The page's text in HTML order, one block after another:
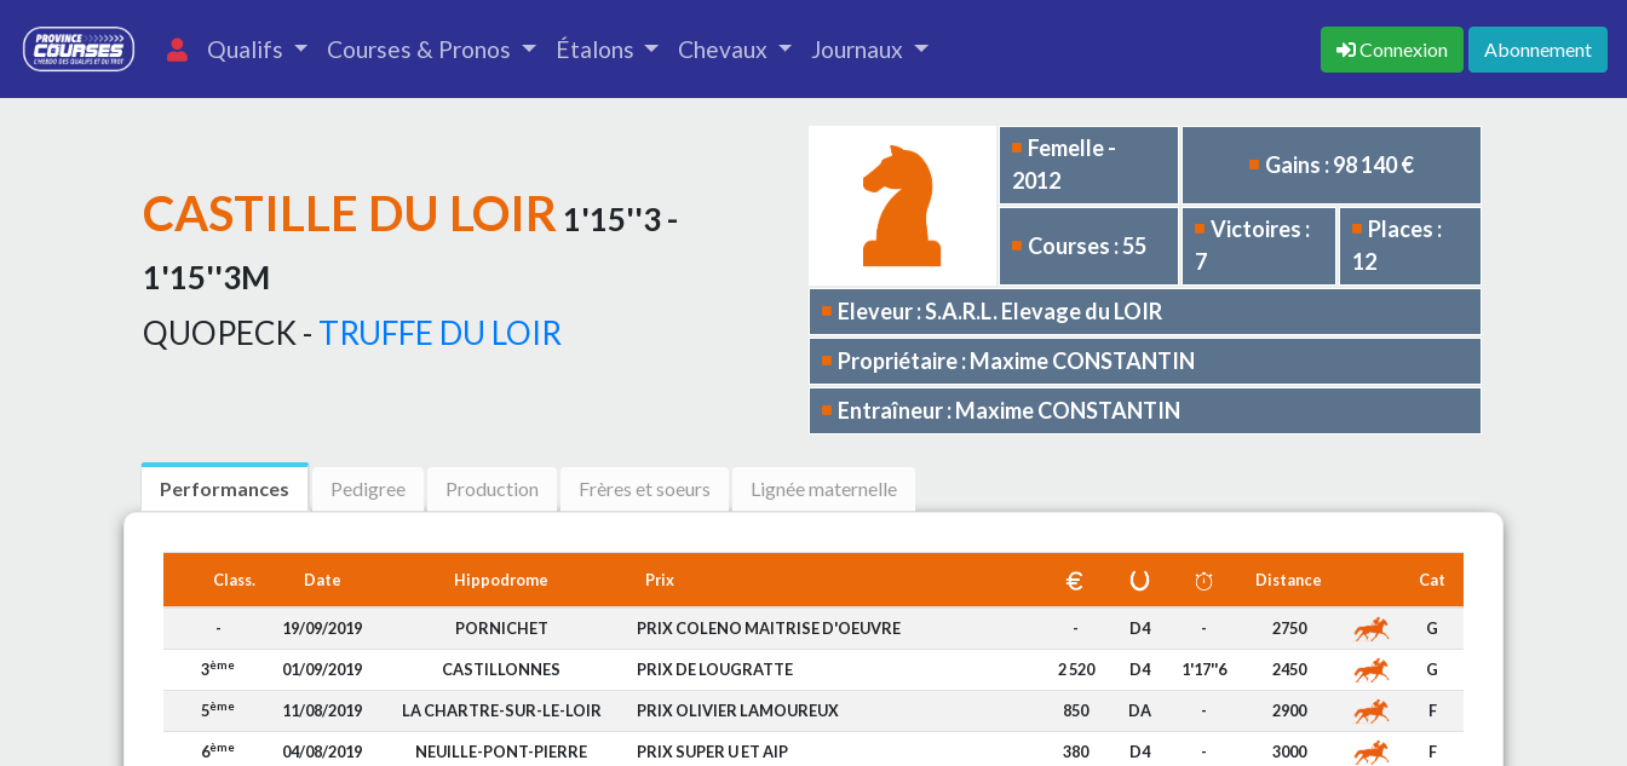
Qualifs Courses & Pronos Étalons Chevaux Journaux Connexion Abonnement
CASTILLE DU LOIR 1'15''3 -
1'15''3M
QUOPECK - TRUFFE DU LOIR
Femelle -
2012
Gains : 98 140 €
Courses : 55
Victoires :
7
Places :
12
Eleveur : S.A.R.L. Elevage du LOIR
Propriétaire : Maxime CONSTANTIN
Entraîneur : Maxime CONSTANTIN
Performances Pedigree Production Frères et soeurs Lignée maternelle
Class. Date Hippodrome Prix Distance Cat
- 19/09/2019 PORNICHET PRIX COLENO MAITRISE D'OEUVRE - D4 - 2750 G
3ème 01/09/2019 CASTILLONNES PRIX DE LOUGRATTE 2 520 D4 1'17''6 2450 G
5ème 11/08/2019 LA CHARTRE-SUR-LE-LOIR PRIX OLIVIER LAMOUREUX 850 DA - 2900 F
6ème 04/08/2019 NEUILLE-PONT-PIERRE PRIX SUPER U ET AIP 380 D4 - 3000 F